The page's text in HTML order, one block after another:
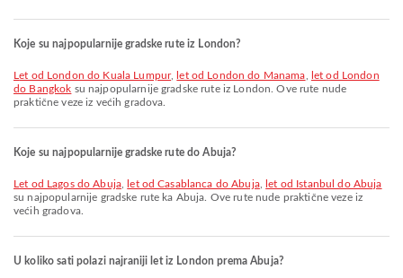
Koje su najpopularnije gradske rute iz London?
let od London do Kuala Lumpur, let od London do Manama
let od London
do Bangkok su najpopularnije gradske rute iz London. Ove rute nude
praktične veze iz većih gradova.
Koje su najpopularnije gradske rute do Abuja?
let od Lagos do Abuja, let od Casablanca do Abuja,
let od Istanbul do Abuja
su najpopularnije gradske rute ka Abuja. Ove rute nude praktične veze iz
većih gradova.
U koliko sati polazi najraniji let iz London prema Abuja?